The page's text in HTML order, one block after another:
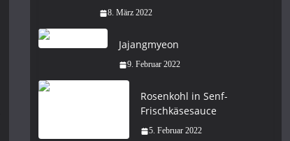
8. März 2022
Jajangmyeon
9. Februar 2022
Rosenkohl in Senf-
Frischkäsesauce
5. Februar 2022